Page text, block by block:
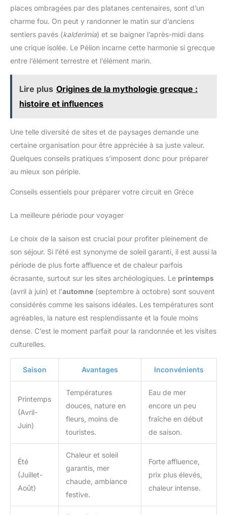
aux différents terrains de trekking. Nous fournissons 4 types
d'accessoires pour que les bâtons de trekking s'adaptent
facilement à différents terrains, y compris l'asphalte, la neige,
la boue et les routes plates. Il convient de mentionner que les
bâtons de trekking ont également une fonction antichoc, qui est
réalisée grâce à des ressorts internes, ce qui rend votre
trekking se composent de quatre sections, 1 paire de bâtons de
en forme de S, 1 sac de rangement. (Remarque : ne tirez pas le
bâton au-delà de la marque d'arrêt, sinon il se cassera
facilement) ATTENTION : 1.Si l'anneau d'expansion ne rentre
pas dans la section 2, faites pivoter la bague conique pour
l'anneau d'expansion. 22. Pour verrouiller la languette de
d'une montre pour la serrer, puis fermez la languette de
verrouillage. Et ouvrez simplement l'onglet fliplock pour le
déverrouiller
places ombragées par des platanes centenaires, sont d’un
charme fou. On peut y randonner le matin sur d’anciens
sentiers pavés (kalderimia) et se baigner l’après-midi dans
une crique isolée. Le Pélion incarne cette harmonie si grecque
entre l’élément terrestre et l’élément marin.
Lire plus Origines de la mythologie grecque :
histoire et influences
Une telle diversité de sites et de paysages demande une
certaine organisation pour être appréciée à sa juste valeur.
Quelques conseils pratiques s’imposent donc pour préparer
au mieux son périple.
Conseils essentiels pour préparer votre circuit en Grèce
La meilleure période pour voyager
Le choix de la saison est crucial pour profiter pleinement de
son séjour. Si l’été est synonyme de soleil garanti, il est aussi la
période de plus forte affluence et de chaleur parfois
écrasante, surtout sur les sites archéologiques. Le printemps
(avril à juin) et l’automne (septembre à octobre) sont souvent
considérés comme les saisons idéales. Les températures sont
agréables, la nature est resplendissante et la foule moins
dense. C’est le moment parfait pour la randonnée et les visites
culturelles.
Saison Avantages Inconvénients
Printemps
(Avril-
Juin)
Températures
douces, nature en
fleurs, moins de
touristes.
Eau de mer
encore un peu
fraîche en début
de saison.
Été
(Juillet-
Août)
Chaleur et soleil
garantis, mer
chaude, ambiance
festive.
Forte affluence,
prix plus élevés,
chaleur intense.